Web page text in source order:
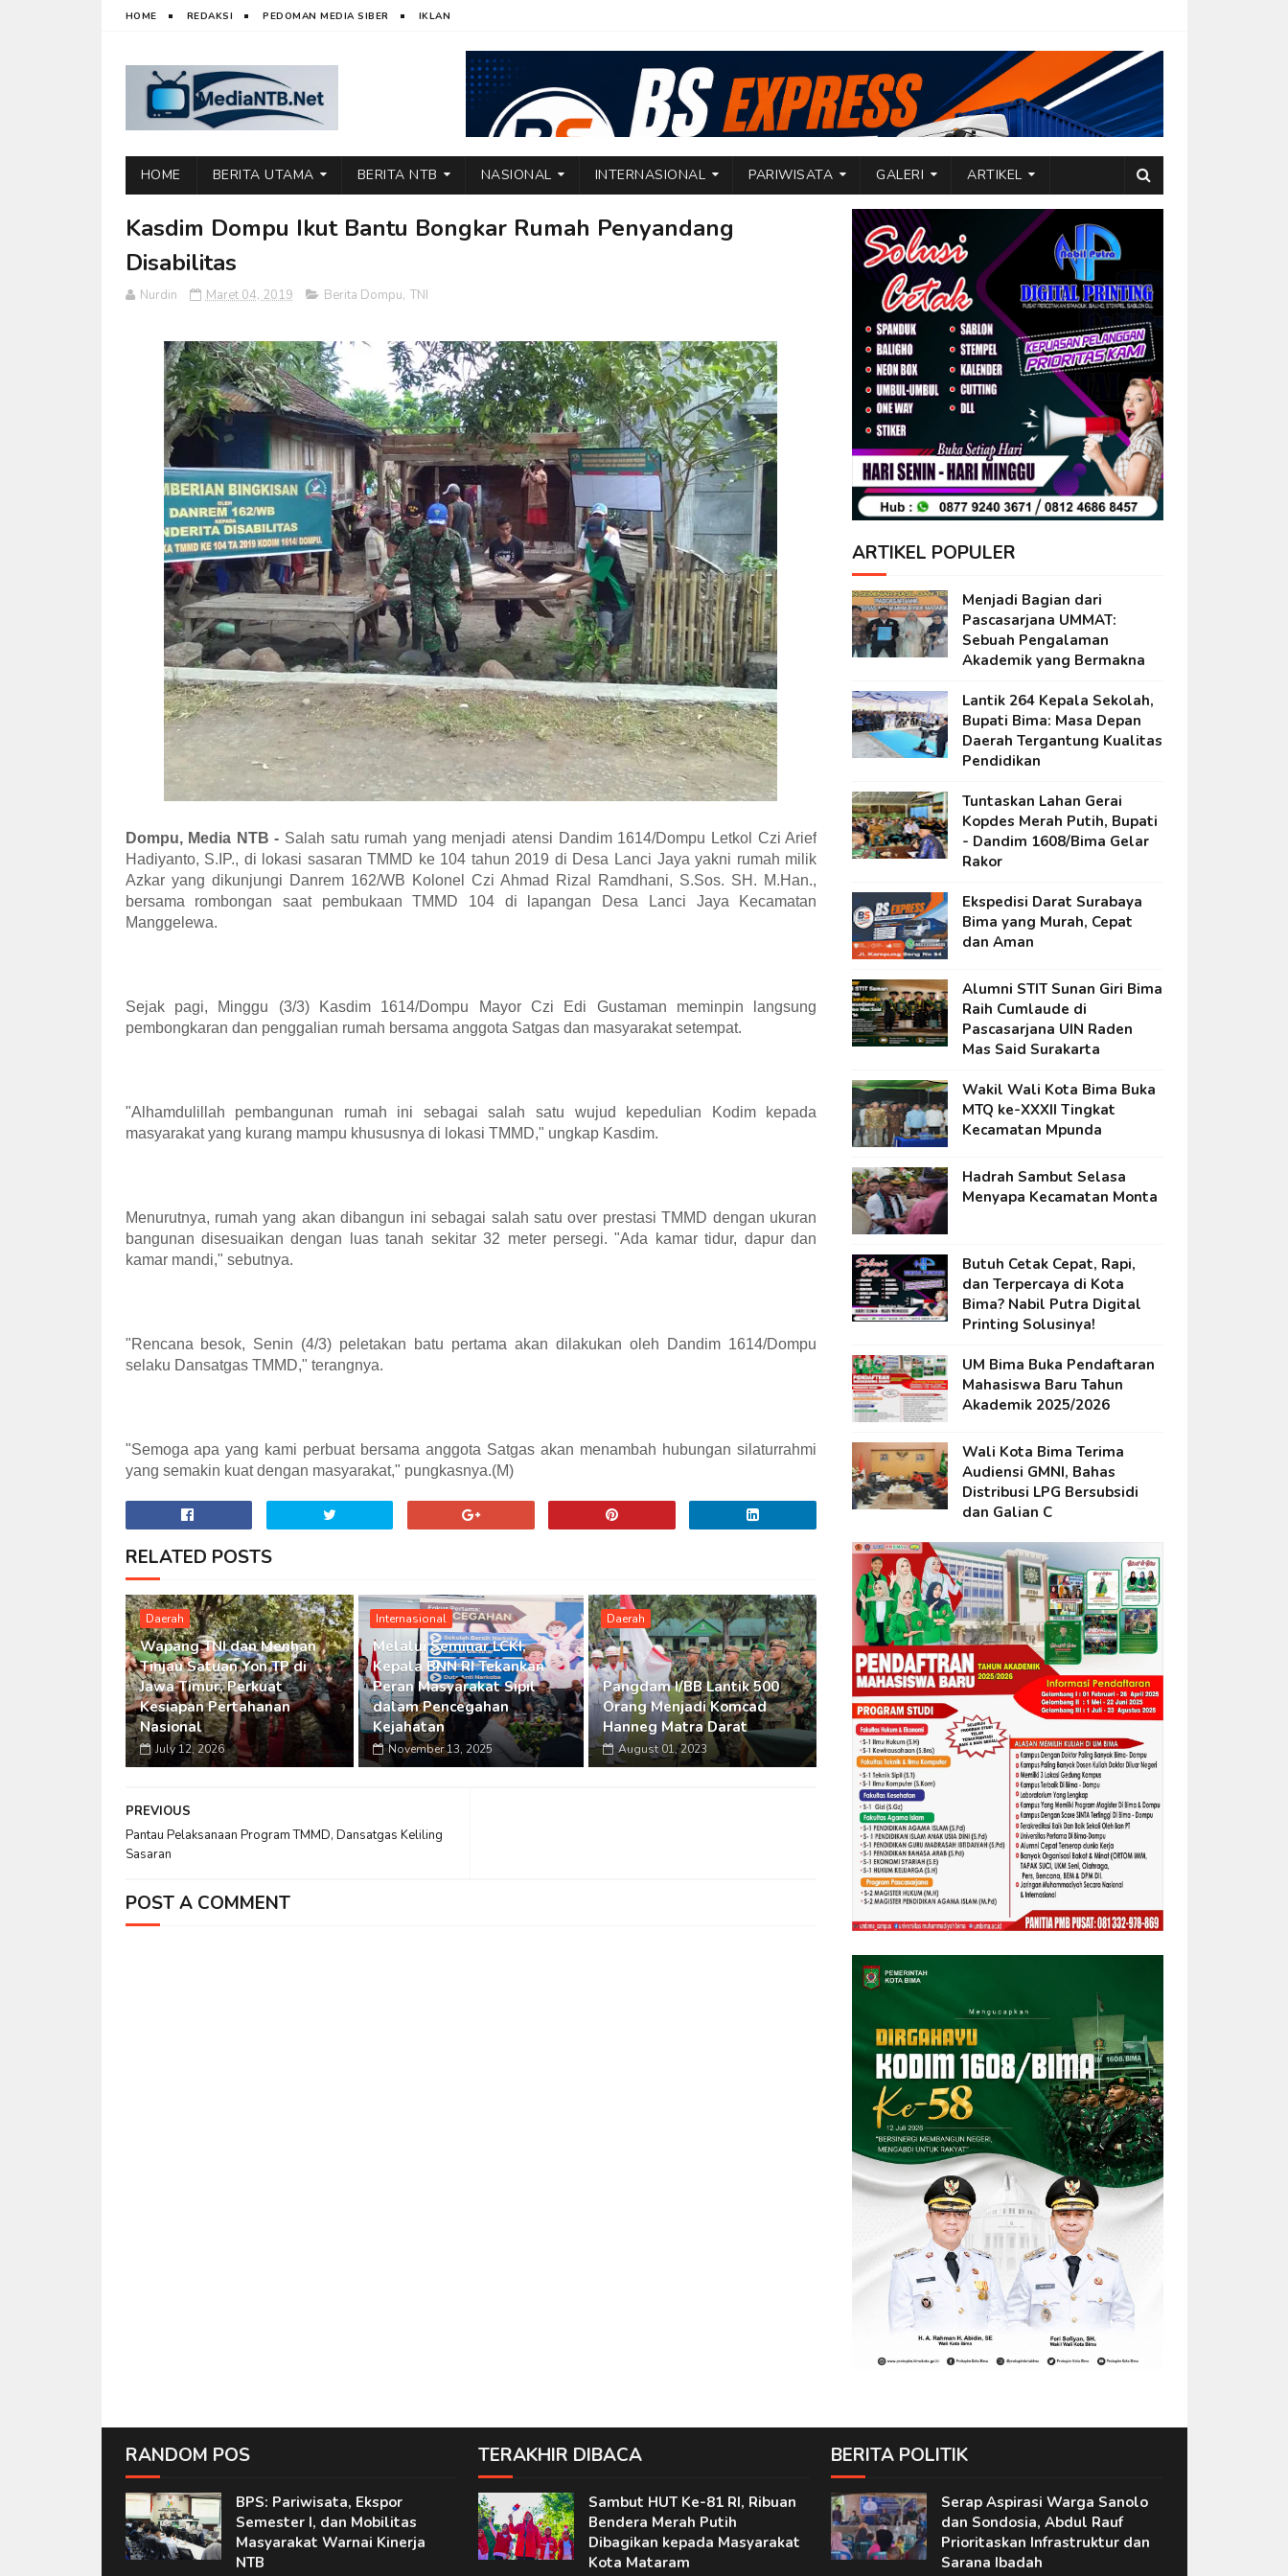
HOME REDAKSI PEDOMAN MEDIA SIBER IKLAN
HOME BERITA UTAMA BERITA NTB NASIONAL INTERNASIONAL PARIWISATA GALERI ARTIKEL
Kasdim Dompu Ikut Bantu Bongkar Rumah Penyandang
Disabilitas
Nurdin Maret 04, 2019 Berita Dompu, TNI
Dompu, Media NTB - Salah satu rumah yang menjadi atensi Dandim 1614/Dompu Letkol Czi Arief
Hadiyanto, S.IP., di lokasi sasaran TMMD ke 104 tahun 2019 di Desa Lanci Jaya yakni rumah milik
Azkar yang dikunjungi Danrem 162/WB Kolonel Czi Ahmad Rizal Ramdhani, S.Sos. SH. M.Han.,
bersama rombongan saat pembukaan TMMD 104 di lapangan Desa Lanci Jaya Kecamatan
Manggelewa.
Sejak pagi, Minggu (3/3) Kasdim 1614/Dompu Mayor Czi Edi Gustaman meminpin langsung
pembongkaran dan penggalian rumah bersama anggota Satgas dan masyarakat setempat.
"Alhamdulillah pembangunan rumah ini sebagai salah satu wujud kepedulian Kodim kepada
masyarakat yang kurang mampu khususnya di lokasi TMMD," ungkap Kasdim.
Menurutnya, rumah yang akan dibangun ini sebagai salah satu over prestasi TMMD dengan ukuran
bangunan disesuaikan dengan luas tanah sekitar 32 meter persegi. "Ada kamar tidur, dapur dan
kamar mandi," sebutnya.
"Rencana besok, Senin (4/3) peletakan batu pertama akan dilakukan oleh Dandim 1614/Dompu
selaku Dansatgas TMMD," terangnya.
"Semoga apa yang kami perbuat bersama anggota Satgas akan menambah hubungan silaturrahmi
yang semakin kuat dengan masyarakat," pungkasnya.(M)
RELATED POSTS
Daerah
Wapang TNI dan Menhan
Tinjau Satuan Yon TP di
Jawa Timur, Perkuat
Kesiapan Pertahanan
Nasional
July 12, 2026
Internasional
Melalui Seminar LCKI,
Kepala BNN RI Tekankan
Peran Masyarakat Sipil
dalam Pencegahan
Kejahatan
November 13, 2025
Daerah
Pangdam I/BB Lantik 500
Orang Menjadi Komcad
Hanneg Matra Darat
August 01, 2023
PREVIOUS
Pantau Pelaksanaan Program TMMD, Dansatgas Keliling
Sasaran
POST A COMMENT
ARTIKEL POPULER
Menjadi Bagian dari
Pascasarjana UMMAT:
Sebuah Pengalaman
Akademik yang Bermakna
Lantik 264 Kepala Sekolah,
Bupati Bima: Masa Depan
Daerah Tergantung Kualitas
Pendidikan
Tuntaskan Lahan Gerai
Kopdes Merah Putih, Bupati
- Dandim 1608/Bima Gelar
Rakor
Ekspedisi Darat Surabaya
Bima yang Murah, Cepat
dan Aman
Alumni STIT Sunan Giri Bima
Raih Cumlaude di
Pascasarjana UIN Raden
Mas Said Surakarta
Wakil Wali Kota Bima Buka
MTQ ke-XXXII Tingkat
Kecamatan Mpunda
Hadrah Sambut Selasa
Menyapa Kecamatan Monta
Butuh Cetak Cepat, Rapi,
dan Terpercaya di Kota
Bima? Nabil Putra Digital
Printing Solusinya!
UM Bima Buka Pendaftaran
Mahasiswa Baru Tahun
Akademik 2025/2026
Wali Kota Bima Terima
Audiensi GMNI, Bahas
Distribusi LPG Bersubsidi
dan Galian C
RANDOM POS
BPS: Pariwisata, Ekspor
Semester I, dan Mobilitas
Masyarakat Warnai Kinerja
NTB
TERAKHIR DIBACA
Sambut HUT Ke-81 RI, Ribuan
Bendera Merah Putih
Dibagikan kepada Masyarakat
Kota Mataram
BERITA POLITIK
Serap Aspirasi Warga Sanolo
dan Sondosia, Abdul Rauf
Prioritaskan Infrastruktur dan
Sarana Ibadah